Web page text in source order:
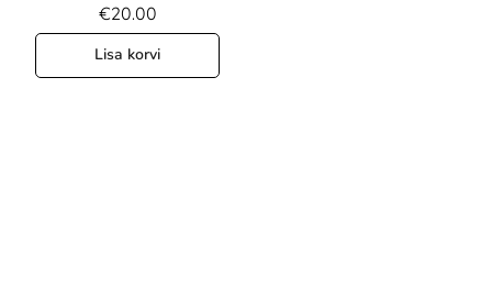
€20.00
Lisa korvi